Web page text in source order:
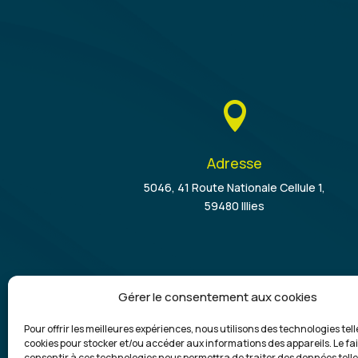
Gérer le consentement aux cookies
Pour offrir les meilleures expériences, nous utilisons des technologies
cookies pour stocker et/ou accéder aux informations des appareils. Le

Adresse
5046, 41 Route Nationale Cellule 1,
59480 Illies
Commercial, dépose de benne et